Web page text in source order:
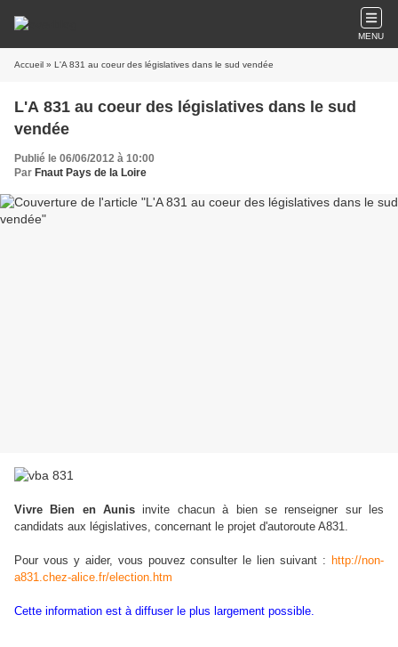
MENU
Accueil » L'A 831 au coeur des législatives dans le sud vendée
L'A 831 au coeur des législatives dans le sud
vendée
Publié le 06/06/2012 à 10:00
Par Fnaut Pays de la Loire
Vivre Bien en Aunis invite chacun à bien se renseigner sur les
candidats aux législatives, concernant le projet d'autoroute A831.
Pour vous y aider, vous pouvez consulter le lien suivant : http://non-
a831.chez-alice.fr/election.htm
Cette information est à diffuser le plus largement possible.